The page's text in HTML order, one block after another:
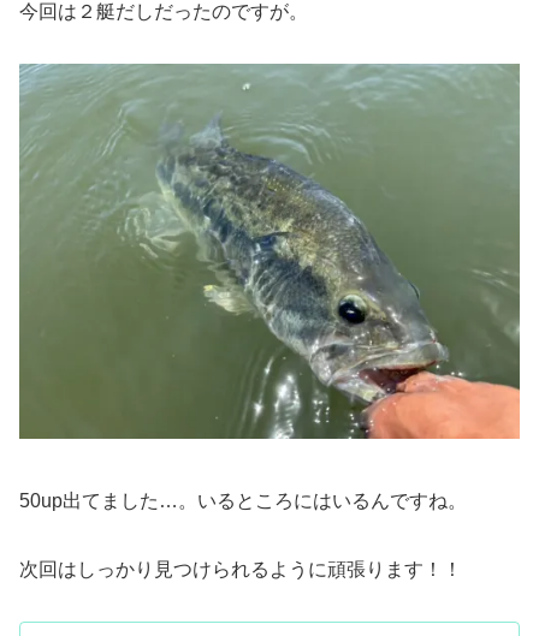
今回は２艇だしだったのですが。
50up出てました…。いるところにはいるんですね。
次回はしっかり見つけられるように頑張ります！！